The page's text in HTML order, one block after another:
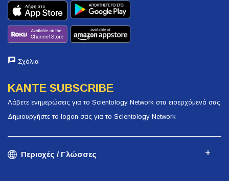
Σχόλια
ΚΑΝΤΕ SUBSCRIBE
Λάβετε ενημερώσεις για το Scientology Network στα εισερχόμενά σας
Δημιουργήστε το logon σας για το Scientology Network
Περιοχές / Γλώσσες